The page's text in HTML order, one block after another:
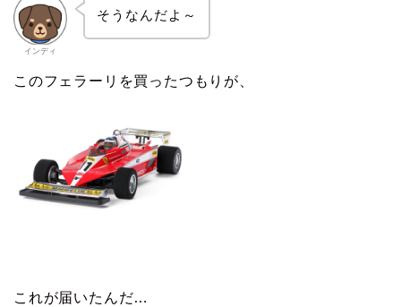
インディ
そうなんだよ～
このフェラーリを買ったつもりが、
これが届いたんだ…